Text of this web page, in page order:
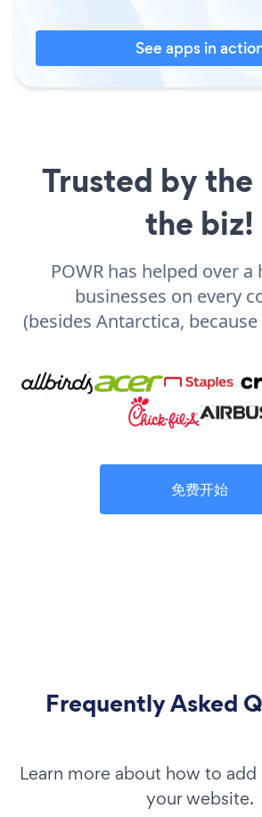
See apps in
Trusted by
the biz!
POWR has helped over
businesses on every
(besides Antarctica,
免费开始
Frequently Asked
Learn more about how to
your website.